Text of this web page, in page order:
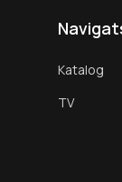
Katalog
TV